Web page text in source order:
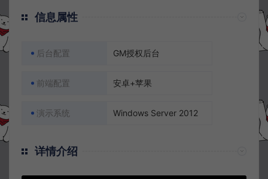
信息属性
后台配置 GM授权后台
前端配置 安卓+苹果
演示系统 Windows Server 2012
详情介绍